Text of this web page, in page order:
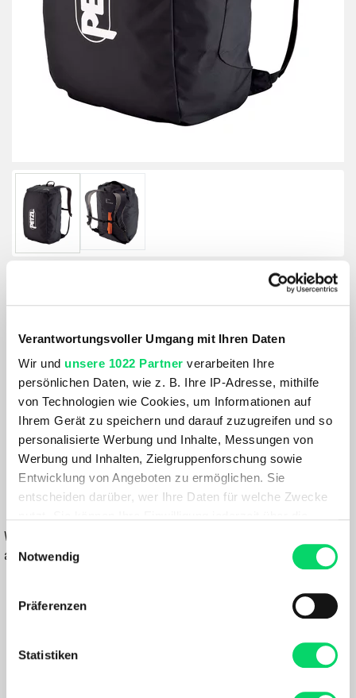
Verantwortungsvoller Umgang mit Ihren Daten
Wir und unsere 1022 Partner verarbeiten Ihre
persönlichen Daten, wie z. B. Ihre IP-Adresse, mithilfe
von Technologien wie Cookies, um Informationen auf
Ihrem Gerät zu speichern und darauf zuzugreifen und so
personalisierte Werbung und Inhalte, Messungen von
Werbung und Inhalten, Zielgruppenforschung sowie
Entwicklung von Angeboten zu ermöglichen. Sie
entscheiden darüber, wer Ihre Daten für welche Zwecke
Trigger Symbol ändern oder widerrufen
Informationen über Ihre geografische Lage
können
bestimmten Merkmalen (Fingerprinting) identifizieren
Einwilligungsauswahl
Notwendig
Präferenzen
Statistiken
36 LITERS
Farbe:
FARBE VARIANTE WÄHLEN
54,99 €
Wähle eine Variante aus, um die Verfügbarkeit in unseren Filialen
anzuzeigen
Wir rufen dich an und beraten dich gerne.
BESCHREIBUNG